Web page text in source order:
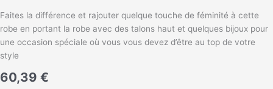
Faites la différence et rajouter quelque touche de féminité à cette
robe en portant la robe avec des talons haut et quelques bijoux pour
une occasion spéciale où vous vous devez d’être au top de votre
style
60,39 €